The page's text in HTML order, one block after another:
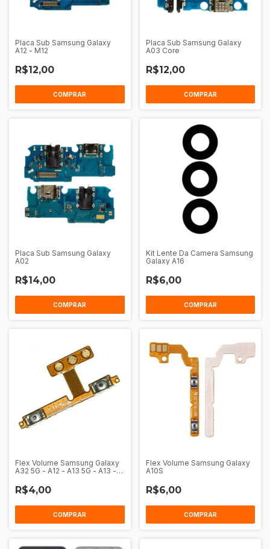
Placa Sub Samsung Galaxy
A12 - M12
R$12,00
Placa Sub Samsung Galaxy
A03 Core
R$12,00
Placa Sub Samsung Galaxy
A02
R$14,00
Kit Lente Da Camera Samsung
Galaxy A16
R$6,00
Flex Volume Samsung Galaxy
A32 5G - A12 - A13 5G - A13 -
R$4,00
Flex Volume Samsung Galaxy
A10S
R$6,00